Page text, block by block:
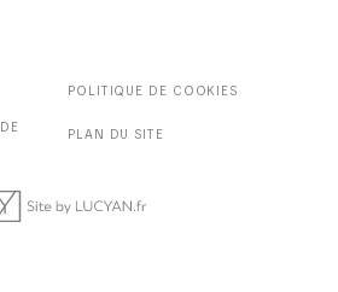
POLITIQUE DE COOKIES
PLAN DU SITE